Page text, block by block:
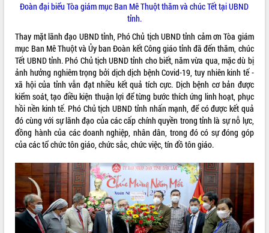
VIDEO
Đoàn đại biểu Tòa giám mục Ban Mê Thuột thăm và chúc Tết tại UBND
tỉnh.
Thay mặt lãnh đạo UBND tỉnh, Phó Chủ tịch UBND tỉnh cảm ơn Tòa giám
mục Ban Mê Thuột và Ủy ban Đoàn kết Công giáo tỉnh đã đến thăm, chúc
Tết UBND tỉnh. Phó Chủ tịch UBND tỉnh cho biết, năm vừa qua, mặc dù bị
ảnh hưởng nghiêm trọng bởi dịch dịch bệnh Covid-19, tuy nhiên kinh tế -
xã hội của tỉnh vẫn đạt nhiều kết quả tích cực. Dịch bệnh cơ bản được
kiểm soát, tạo điều kiện thuận lợi để từng bước thích ứng linh hoạt, phục
hồi nền kinh tế. Phó Chủ tịch UBND tỉnh nhấn mạnh, để có được kết quả
đó cùng với sự lãnh đạo của các cấp chính quyền trong tỉnh là sự nỗ lực,
đồng hành của các doanh nghiệp, nhân dân, trong đó có sự đóng góp
của các tổ chức tôn giáo, chức sắc, chức việc, tín đồ tôn giáo.